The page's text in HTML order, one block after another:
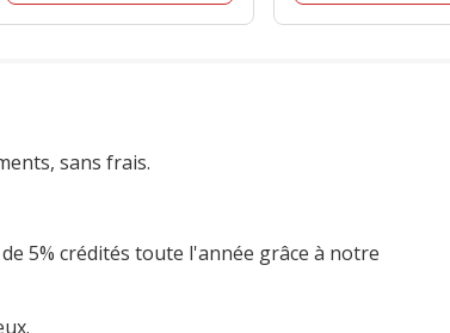
sans frais.
5% crédités toute l'année grâce à notre